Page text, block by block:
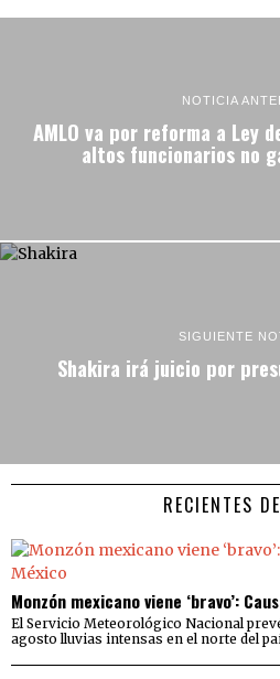
NOTICIA
AMLO va por reforma a Ley
altos funcionarios no
SIGUIENTE
Shakira irá juicio por
RECIENTES
Monzón mexicano viene ‘bravo’:
El Servicio Meteorológico Nacional
agosto lluvias intensas en el norte del